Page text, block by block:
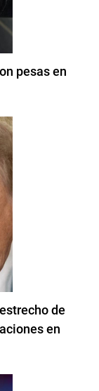
pesas en
de
en